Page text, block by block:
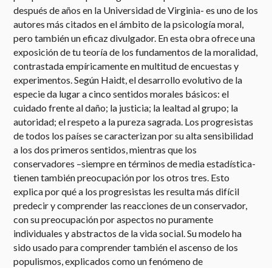
después de años en la Universidad de Virginia- es uno de los
autores más citados en el ámbito de la psicología moral,
pero también un eficaz divulgador. En esta obra ofrece una
exposición de tu teoría de los fundamentos de la moralidad,
contrastada empíricamente en multitud de encuestas y
experimentos. Según Haidt, el desarrollo evolutivo de la
especie da lugar a cinco sentidos morales básicos: el
cuidado frente al daño; la justicia; la lealtad al grupo; la
autoridad; el respeto a la pureza sagrada. Los progresistas
de todos los países se caracterizan por su alta sensibilidad
a los dos primeros sentidos, mientras que los
conservadores –siempre en términos de media estadística-
tienen también preocupación por los otros tres. Esto
explica por qué a los progresistas les resulta más difícil
predecir y comprender las reacciones de un conservador,
con su preocupación por aspectos no puramente
individuales y abstractos de la vida social. Su modelo ha
sido usado para comprender también el ascenso de los
populismos, explicados como un fenómeno de